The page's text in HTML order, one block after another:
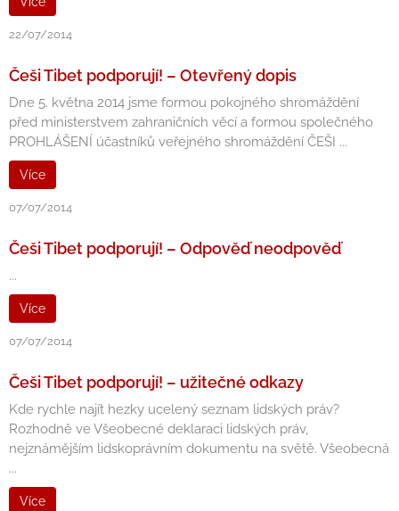
22/07/2014
Češi Tibet podporují! – Otevřený dopis
Dne 5. května 2014 jsme formou pokojného shromáždění
před ministerstvem zahraničních věcí a formou společného
PROHLÁŠENÍ účastníků veřejného shromáždění ČEŠI ...
Více
07/07/2014
Češi Tibet podporují! – Odpověď neodpověď
...
Více
07/07/2014
Češi Tibet podporují! – užitečné odkazy
Kde rychle najít hezky ucelený seznam lidských práv?
Rozhodně ve Všeobecné deklaraci lidských práv,
nejznámějším lidskoprávním dokumentu na světě. Všeobecná
...
Více